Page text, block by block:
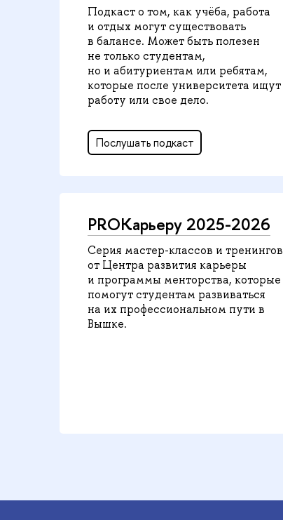
Подкаст о том, как учёба, работа
и отдых могут существовать
в балансе. Может быть полезен
не только студентам,
но и абитуриентам или ребятам,
которые после университета ищут
работу или свое дело.
Послушать подкаст
PROКарьеру 2025-2026
Серия мастер-классов и тренингов
от Центра развития карьеры
и программы менторства, которые
помогут студентам развиваться
на их профессиональном пути в
Вышке.